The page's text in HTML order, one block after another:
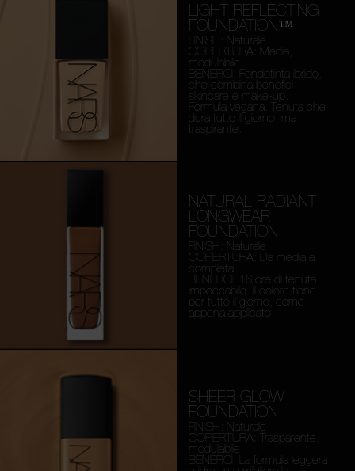
LIGHT REFLECTING
FOUNDATION™
FINISH: Naturale
COPERTURA: Media,
modulabile
BENEFICI: Fondotinta ibrido,
che combina benefici
skincare e make-up.
Formula vegana. Tenuta che
dura tutto il giorno, ma
traspirante.
NATURAL RADIANT
LONGWEAR
FOUNDATION
FINISH: Naturale
COPERTURA: Da media a
completa
BENEFICI: 16 ore di tenuta
impeccabile. Il colore tiene
per tutto il giorno, come
appena applicato.
SHEER GLOW
FOUNDATION
FINISH: Naturale
COPERTURA: Trasparente,
modulabile
BENEFICI: La formula leggera